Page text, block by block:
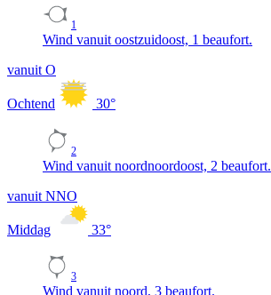
1
Wind vanuit oostzuidoost, 1 beaufort.
vanuit O
Ochtend 30°
2
Wind vanuit noordnoordoost, 2 beaufort.
vanuit NNO
Middag 33°
3
Wind vanuit noord, 3 beaufort.